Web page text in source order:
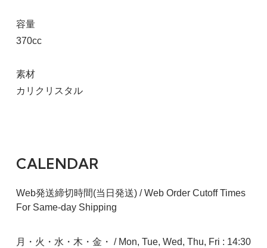
容量
370cc
素材
カリクリスタル
CALENDAR
Web発送締切時間(当日発送) / Web Order Cutoff Times
For Same-day Shipping
月・火・水・木・金・ / Mon, Tue, Wed, Thu, Fri : 14:30